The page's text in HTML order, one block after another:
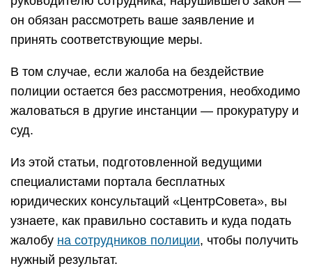
он обязан рассмотреть ваше заявление и
принять соответствующие меры.
В том случае, если жалоба на бездействие
полиции остается без рассмотрения, необходимо
жаловаться в другие инстанции — прокуратуру и
суд.
Из этой статьи, подготовленной ведущими
специалистами портала бесплатных
юридических консультаций «ЦентрСовета», вы
узнаете, как правильно составить и куда подать
жалобу на сотрудников полиции, чтобы получить
нужный результат.